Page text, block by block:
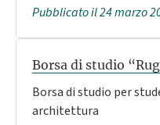
Pubblicato il 24 marzo
Borsa di studio
Borsa di studio per
architettura